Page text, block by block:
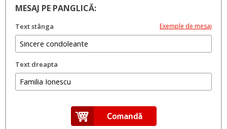
MESAJ PE PANGLICĂ:
Text stânga Exemple de mesaj
Câteva sugestii:
Te vom purta mereu in suflet•Nu te vom uita niciodata•Cu
sufletul indurerat•
Text dreapta